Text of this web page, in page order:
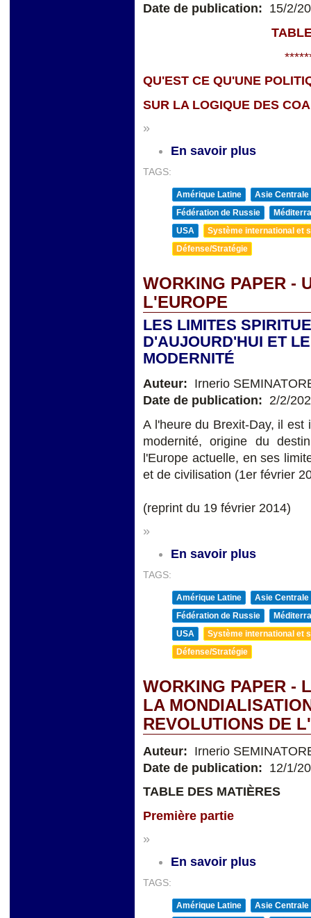
Date de publication: 15/2/
QU'EST CE QU'UNE
SUR LA LOGIQUE DES
»
En savoir plus
TAGS:
Amérique Latine
Asie Centrale
Fédération de Russie
USA
Système international et
Défense/Stratégie
WORKING PAPER -
L'EUROPE
LES LIMITES
D'AUJOURD'HUI ET
MODERNITÉ
Auteur: Irnerio
Date de publication: 2/2/
A l'heure du Brexit-Day, il
modernité, origine du
l'Europe actuelle, en ses
et de civilisation (1er février
(reprint du 19 février 2014)
»
En savoir plus
TAGS:
Amérique Latine
Asie Centrale
Fédération de Russie
USA
Système international et
Défense/Stratégie
WORKING PAPER -
LA
REVOLUTIONS DE
Auteur: Irnerio
Date de publication: 12/1/
TABLE DES MATIÈRES
Première partie
»
En savoir plus
TAGS:
Amérique Latine
Asie Centrale